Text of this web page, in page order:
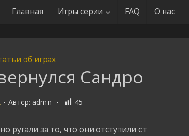
Главная Игры серии FAQ О нас
об играх
Сандро
Автор: admin 45
ругали за то, что они отступили от